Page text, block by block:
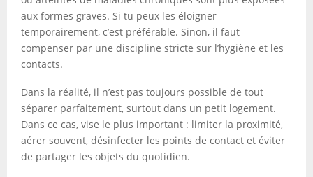
aux formes graves. Si tu peux les éloigner
temporairement, c’est préférable. Sinon, il faut
compenser par une discipline stricte sur l’hygiène et les
contacts.
Dans la réalité, il n’est pas toujours possible de tout
séparer parfaitement, surtout dans un petit logement.
Dans ce cas, vise le plus important : limiter la proximité,
aérer souvent, désinfecter les points de contact et éviter
de partager les objets du quotidien.